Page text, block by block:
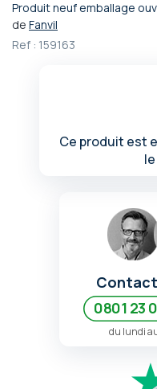
Produit neuf emballage
de Fanvil
Ref : 159163
Ce produit est
Passer
au
début
0801 23
du lundi